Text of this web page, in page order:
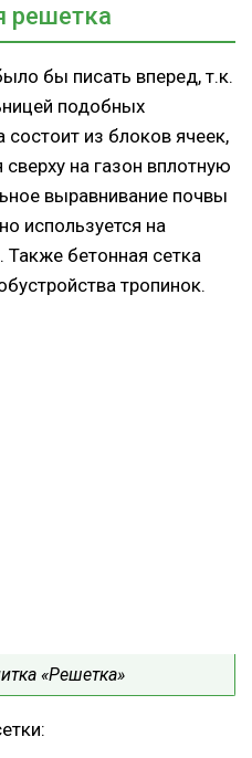
решетка
бы писать вперед, т.к.
подобных
состоит из блоков ячеек,
на газон вплотную
выравнивание почвы
используется на
бетонная сетка
тропинок.
«Решетка»